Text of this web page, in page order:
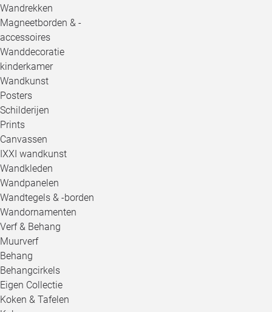
Wandrekken
Magneetborden & -
accessoires
Wanddecoratie
kinderkamer
Wandkunst
Posters
Schilderijen
Prints
Canvassen
IXXI wandkunst
Wandkleden
Wandpanelen
Wandtegels & -borden
Wandornamenten
Verf & Behang
Muurverf
Behang
Behangcirkels
Eigen Collectie
Koken & Tafelen